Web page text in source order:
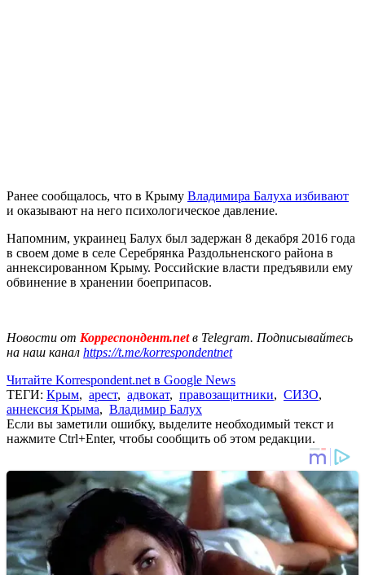
Ранее сообщалось, что в Крыму Владимира Балуха избивают
и оказывают на него психологическое давление.
Напомним, украинец Балух был задержан 8 декабря 2016 года
в своем доме в селе Серебрянка Раздольненского района в
аннексированном Крыму. Российские власти предъявили ему
обвинение в хранении боеприпасов.
Новости от Корреспондент.netв Telegram. Подписывайтесь
на наш канал https://t.me/korrespondentnet
Читайте Korrespondent.net в Google News
ТЕГИ: Крым, арест, адвокат, правозащитники, СИЗО,
аннексия Крыма, Владимир Балух
Если вы заметили ошибку, выделите необходимый текст и
нажмите Ctrl+Enter, чтобы сообщить об этом редакции.